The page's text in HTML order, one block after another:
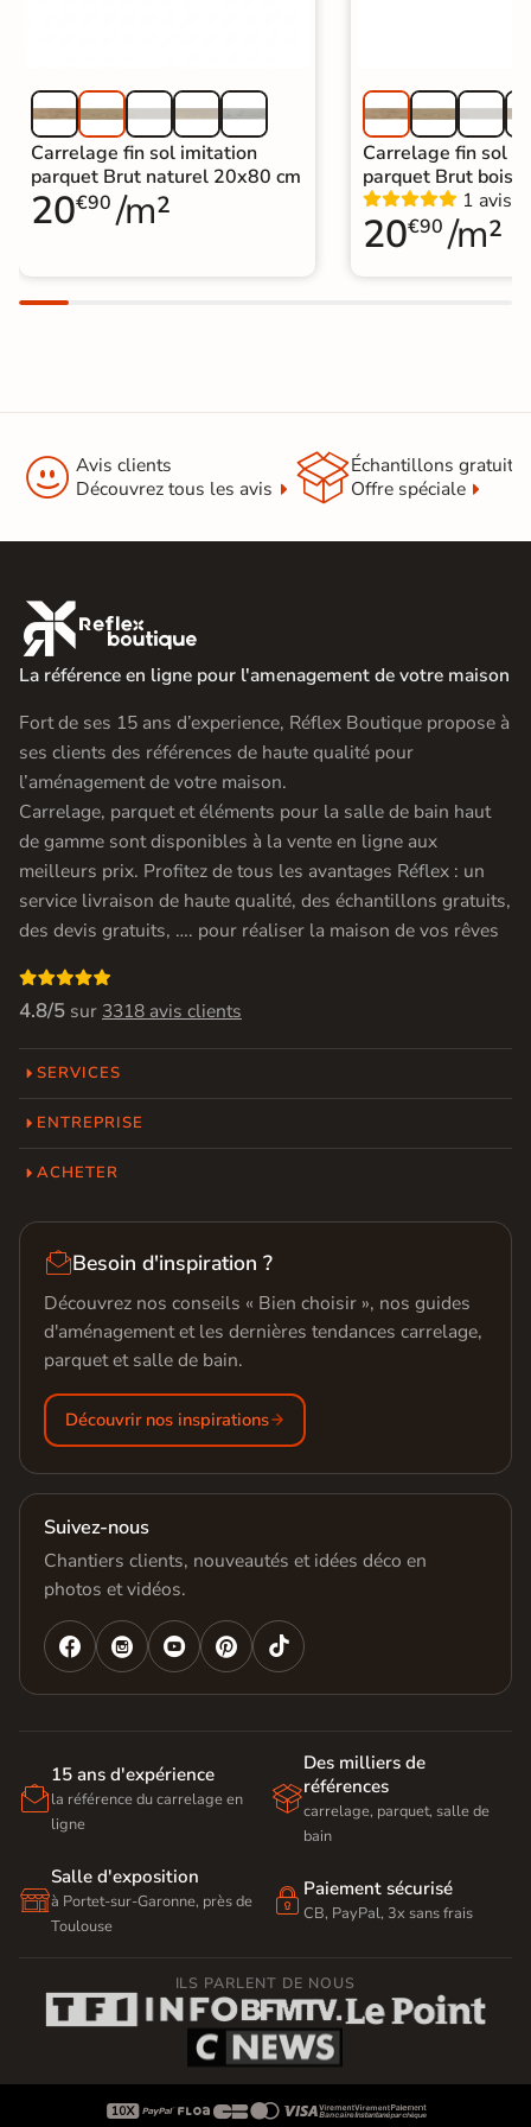
Carrelage fin sol imitation
parquet Brut naturel 20x80 cm
20€90 /m²
Carrelage fin sol
parquet Brut bois
1 avis
20€90 /m²
 Avis clients
Découvrez tous les avis
Échantillons gratuit
Offre spéciale

La référence en ligne pour l'amenagement de votre maison
Fort de ses 15 ans d’experience, Réflex Boutique propose à
ses clients des références de haute qualité pour
l’aménagement de votre maison.
Carrelage, parquet et éléments pour la salle de bain haut
de gamme sont disponibles à la vente en ligne aux
meilleurs prix. Profitez de tous les avantages Réflex : un
service livraison de haute qualité, des échantillons gratuits,
des devis gratuits, …. pour réaliser la maison de vos rêves

4.8/5 sur 3318 avis clients
SERVICES
ENTREPRISE
ACHETER
Besoin d'inspiration ?
Découvrez nos conseils « Bien choisir », nos guides
d'aménagement et les dernières tendances carrelage,
parquet et salle de bain.
Découvrir nos inspirations
Suivez-nous
Chantiers clients, nouveautés et idées déco en
photos et vidéos.
   

15 ans d'expérience
la référence du carrelage en
ligne

Des milliers de
références
carrelage, parquet, salle de
bain

Salle d'exposition
à Portet-sur-Garonne, près de
Toulouse
 Paiement sécurisé
CB, PayPal, 3x sans frais
ILS PARLENT DE NOUS
